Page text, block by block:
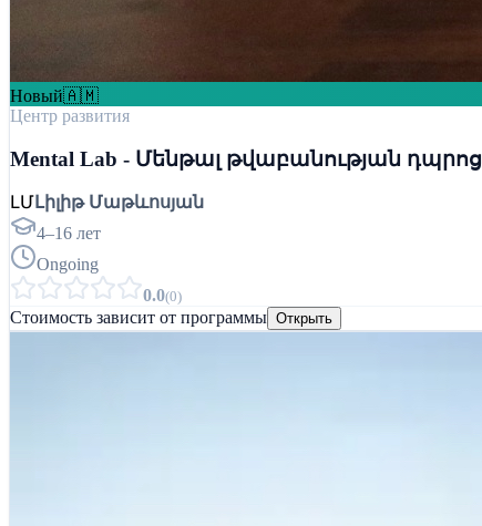
Новый🇦🇲
Центр развития
Mental Lab - Մենթալ թվաբանության դպրոց
ԼՄԼիլիթ Մաթևոսյան
4–16 лет
Ongoing
0.0(0)
Стоимость зависит от программы Открыть